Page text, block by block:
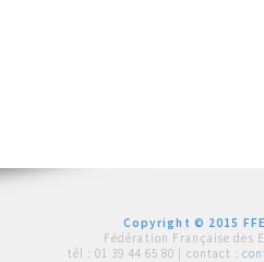
Copyright © 2015
Fédération Française des
tél : 01 39 44 65 80 | contact :